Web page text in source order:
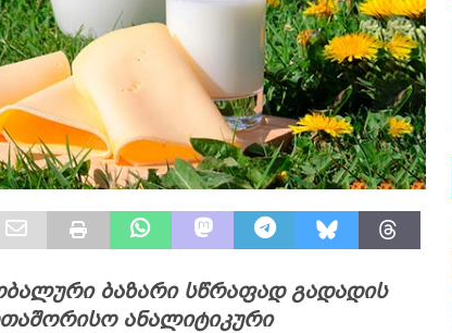
ბაზარი სწრაფად გადადის
ანალიტიკური